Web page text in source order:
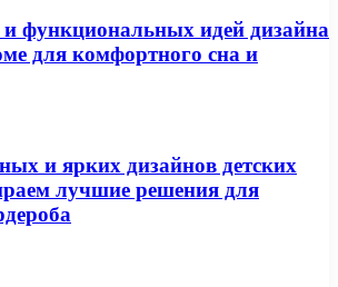
функциональных идей дизайна
для комфортного сна и
и ярких дизайнов детских
лучшие решения для